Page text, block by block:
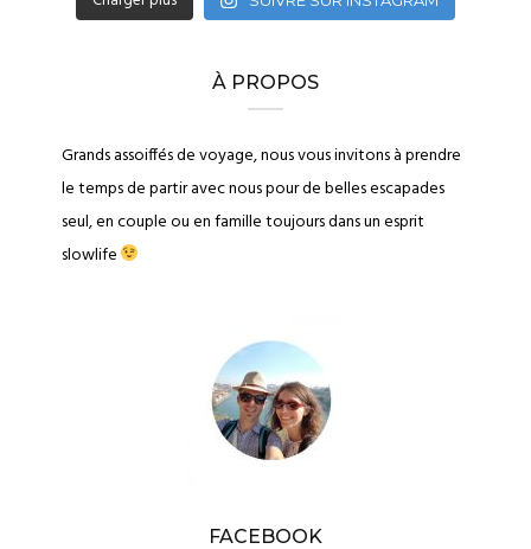
À PROPOS
Grands assoiffés de voyage, nous vous invitons à prendre
le temps de partir avec nous pour de belles escapades
seul, en couple ou en famille toujours dans un esprit
slowlife
FACEBOOK